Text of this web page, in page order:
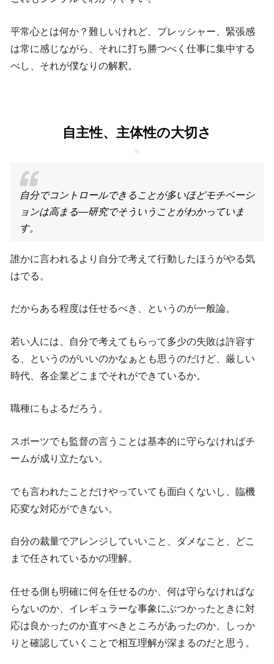
平常心とは何か？難しいけれど、プレッシャー、緊張感
は常に感じながら、それに打ち勝つべく仕事に集中する
べし、それが僕なりの解釈。
自主性、主体性の大切さ
自分でコントロールできることが多いほどモチベーシ
ョンは高まる—研究でそういうことがわかっていま
す。
誰かに言われるより自分で考えて行動したほうがやる気
はでる。
だからある程度は任せるべき、というのが一般論。
若い人には、自分で考えてもらって多少の失敗は許容す
る、というのがいいのかなぁとも思うのだけど、厳しい
時代、各企業どこまでそれができているか。
職種にもよるだろう。
スポーツでも監督の言うことは基本的に守らなければチ
ームが成り立たない。
でも言われたことだけやっていても面白くないし、臨機
応変な対応ができない。
自分の裁量でアレンジしていいこと、ダメなこと、どこ
まで任されているかの理解。
任せる側も明確に何を任せるのか、何は守らなければな
らないのか、イレギュラーな事象にぶつかったときに対
応は良かったのか直すべきところがあったのか、しっか
りと確認していくことで相互理解が深まるのだと思う。